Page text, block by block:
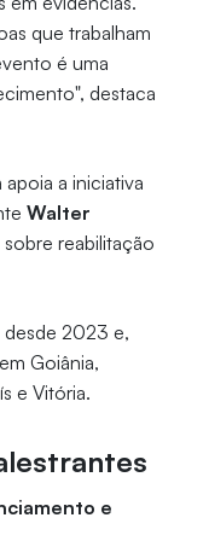
que trabalham
é uma
destaca
a iniciativa
Walter
sobre reabilitação
desde 2023 e,
Goiânia,
e Vitória.
e